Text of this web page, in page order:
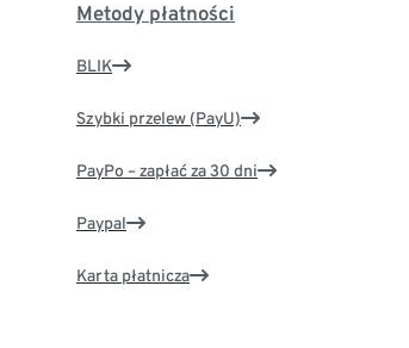
Metody płatności
BLIK
Szybki przelew (PayU)
PayPo – zapłać za 30 dni
Paypal
Karta płatnicza